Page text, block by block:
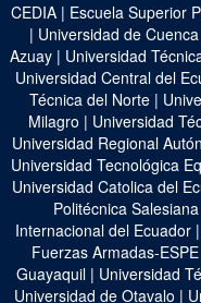
CEDIA| Escuela Superior
| Universidad de Cuenca
Azuay| Universidad
Universidad Central del
Técnica del Norte |
Milagro | Universidad
Universidad Regional
Universidad Tecnológica
Universidad Catolica del
Politécnica Salesiana
Internacional del Ecuador |
Fuerzas Armadas-ESPE
Guayaquil| Universidad
Universidad de Otavalo |